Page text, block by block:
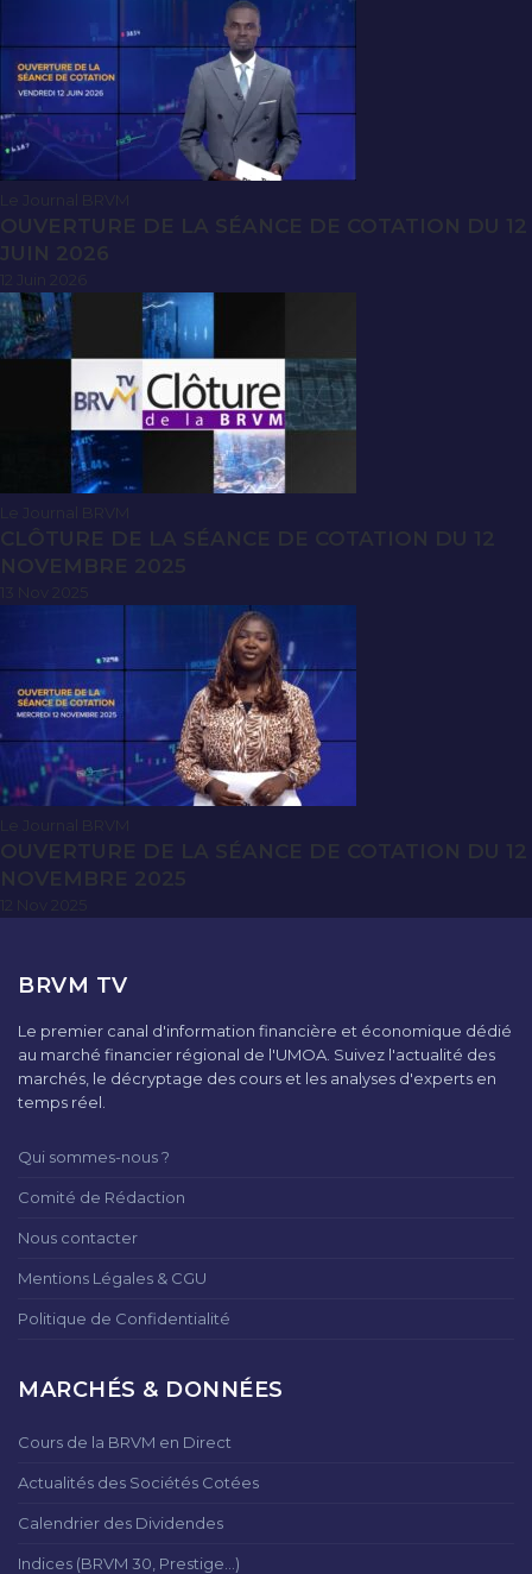
Le Journal BRVM
OUVERTURE DE LA SÉANCE DE COTATION DU 12
JUIN 2026
Le Journal BRVM
CLÔTURE DE LA SÉANCE DE COTATION DU 12
NOVEMBRE 2025
Le Journal BRVM
OUVERTURE DE LA SÉANCE DE COTATION DU 12
NOVEMBRE 2025
BRVM TV
Le premier canal d'information financière et économique dédié
au marché financier régional de l'UMOA. Suivez l'actualité des
marchés, le décryptage des cours et les analyses d'experts en
temps réel.
Qui sommes-nous ?
Comité de Rédaction
Nous contacter
Mentions Légales & CGU
Politique de Confidentialité
MARCHÉS & DONNÉES
Cours de la BRVM en Direct
Actualités des Sociétés Cotées
Calendrier des Dividendes
Indices (BRVM 30, Prestige...)